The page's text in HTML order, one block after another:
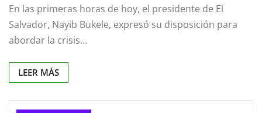
En las primeras horas de hoy, el presidente de El
Salvador, Nayib Bukele, expresó su disposición para
abordar la crisis…
LEER MÁS